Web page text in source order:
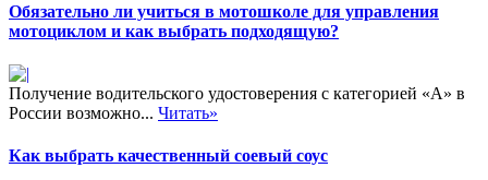
Обязательно ли учиться в мотошколе для управления
мотоциклом и как выбрать подходящую?
Получение водительского удостоверения с категорией «А» в
России возможно... Читать»
Как выбрать качественный соевый соус